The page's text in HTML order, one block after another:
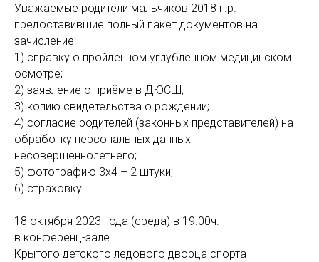
Уважаемые родители мальчиков 2018 г.р.
предоставившие полный пакет документов на
зачисление:
1) справку о пройденном углубленном медицинском
осмотре;
2) заявление о приёме в ДЮСШ;
3) копию свидетельства о рождении;
4) согласие родителей (законных представителей) на
обработку персональных данных
несовершеннолетнего;
5) фотографию 3х4 – 2 штуки;
6) страховку
18 октября 2023 года (среда) в 19.00ч.
в конференц-зале
Крытого детского ледового дворца спорта